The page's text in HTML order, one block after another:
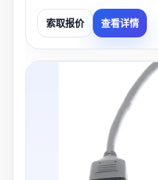
索取报价 查看详情